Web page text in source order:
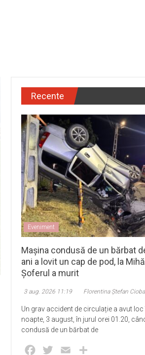
Recente
Eveniment
Mașina condusă de un bărbat
ani a lovit un cap de pod, la
Șoferul a murit
3 aug. 2026 11:19 Florentina Ștefan
Un grav accident de circulație a avut
noapte, 3 august, în jurul orei 01.20,
condusă de un bărbat de
Facebook
Twitter Email